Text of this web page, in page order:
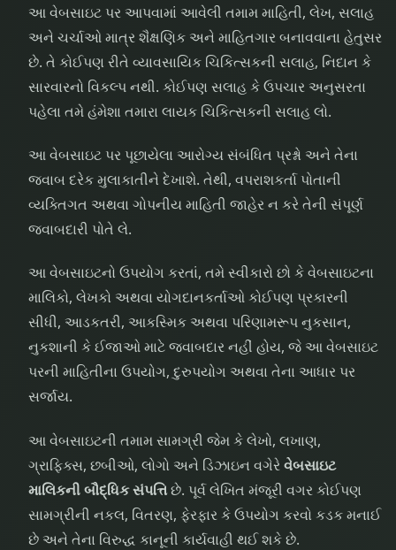
આ વેબસાઇટ પર આપવામાં આવેલી તમામ માહિતી, લેખ, સલાહ
અને ચર્ચાઓ માત્ર શૈક્ષણિક અને માહિતગાર બનાવવાના હેતુસર
છે. તે કોઈપણ રીતે વ્યાવસાયિક ચિકિત્સકની સલાહ, નિદાન કે
સારવારનો વિકલ્પ નથી. કોઈપણ સલાહ કે ઉપચાર અનુસરતા
પહેલા તમે હંમેશા તમારા લાયક ચિકિત્સકની સલાહ લો.
આ વેબસાઇટ પર પૂછાયેલા આરોગ્ય સંબંધિત પ્રશ્નો અને તેના
જવાબ દરેક મુલાકાતીને દેખાશે. તેથી, વપરાશકર્તા પોતાની
વ્યક્તિગત અથવા ગોપનીય માહિતી જાહેર ન કરે તેની સંપૂર્ણ
જવાબદારી પોતે લે.
આ વેબસાઇટનો ઉપયોગ કરતાં, તમે સ્વીકારો છો કે વેબસાઇટના
માલિકો, લેખકો અથવા યોગદાનકર્તાઓ કોઈપણ પ્રકારની
સીધી, આડકતરી, આકસ્મિક અથવા પરિણામરૂપ નુકસાન,
નુકશાની કે ઈજાઓ માટે જવાબદાર નહીં હોય, જે આ વેબસાઇટ
પરની માહિતીના ઉપયોગ, દુરુપયોગ અથવા તેના આધાર પર
સર્જાય.
આ વેબસાઇટની તમામ સામગ્રી જેમ કે લેખો, લખાણ,
ગ્રાફિક્સ, છબીઓ, લોગો અને ડિઝાઇન વગેરેવેબસાઇટ
માલિકની બૌદ્ધિક સંપત્તિછે. પૂર્વ લેખિત મંજૂરી વગર કોઈપણ
સામગ્રીની નકલ, વિતરણ, ફેરફાર કે ઉપયોગ કરવો કડક મનાઈ
છે અને તેના વિરુદ્ધ કાનૂની કાર્યવાહી થઈ શકે છે.